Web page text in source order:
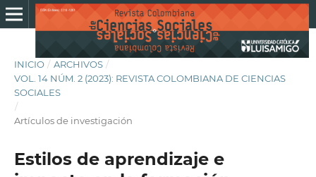
INICIO / ARCHIVOS /
VOL. 14 NÚM. 2 (2023): REVISTA COLOMBIANA DE CIENCIAS
SOCIALES
/
Artículos de investigación
Estilos de aprendizaje e